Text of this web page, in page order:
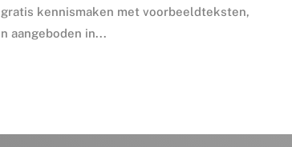
kennismaken met voorbeeldteksten,
aangeboden in...